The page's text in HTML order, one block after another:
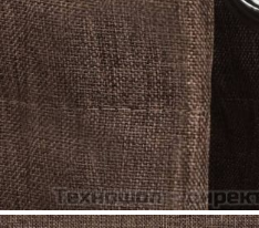
Безплатна доставка до
Цвят:
Таупе
Материал:
100% полиестер
Размери:
140 х 175 cм (Ш х В)
EAN code:
8720286020265